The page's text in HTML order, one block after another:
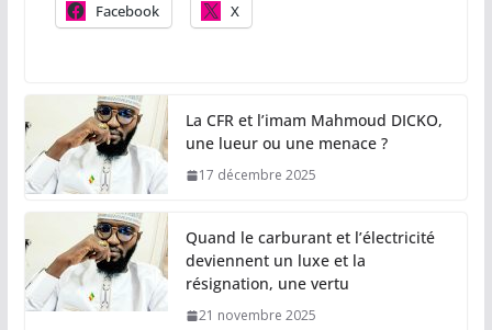
Facebook X
La CFR et l’imam Mahmoud DICKO,
une lueur ou une menace ?
17 décembre 2025
Quand le carburant et l’électricité
deviennent un luxe et la
résignation, une vertu
21 novembre 2025